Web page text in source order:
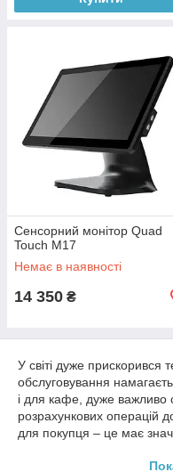
Сенсорний монітор Quad
Touch M17
Немає в наявності
14 350 ₴
У світі дуже
обслуговування
і для кафе, дуже важливо
розрахункових операцій
для покупця – це має
обслуговування клієнтів,